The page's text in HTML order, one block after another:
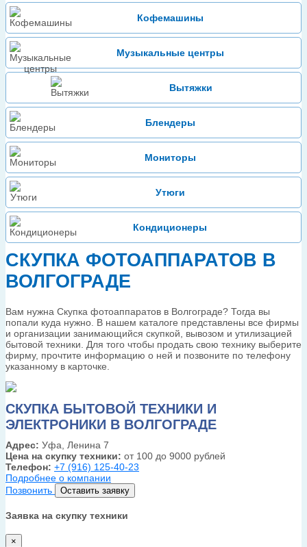
Кофемашины
Музыкальные центры
Вытяжки
Блендеры
Мониторы
Утюги
Кондиционеры
СКУПКА ФОТОАППАРАТОВ В
ВОЛГОГРАДЕ
Вам нужна Скупка фотоаппаратов в Волгограде? Тогда вы
попали куда нужно. В нашем каталоге представлены все фирмы
и организации занимающийся скупкой, вывозом и утилизацией
бытовой техники. Для того чтобы продать свою технику выберите
фирму, прочтите информацию о ней и позвоните по телефону
указанному в карточке.
СКУПКА БЫТОВОЙ ТЕХНИКИ И
ЭЛЕКТРОНИКИ В ВОЛГОГРАДЕ
Адрес: Уфа, Ленина 7
Цена на скупку техники: от 100 до 9000 рублей
Телефон: +7 (916) 125-40-23
Подробнее о компании
Позвонить
Оставить заявку
Заявка на скупку техники
×